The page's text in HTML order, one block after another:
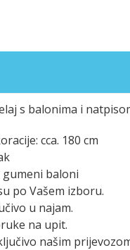
s balonima i
cca. 180 cm
baloni
po Vašem izboru.
u najam.
na upit.
našim